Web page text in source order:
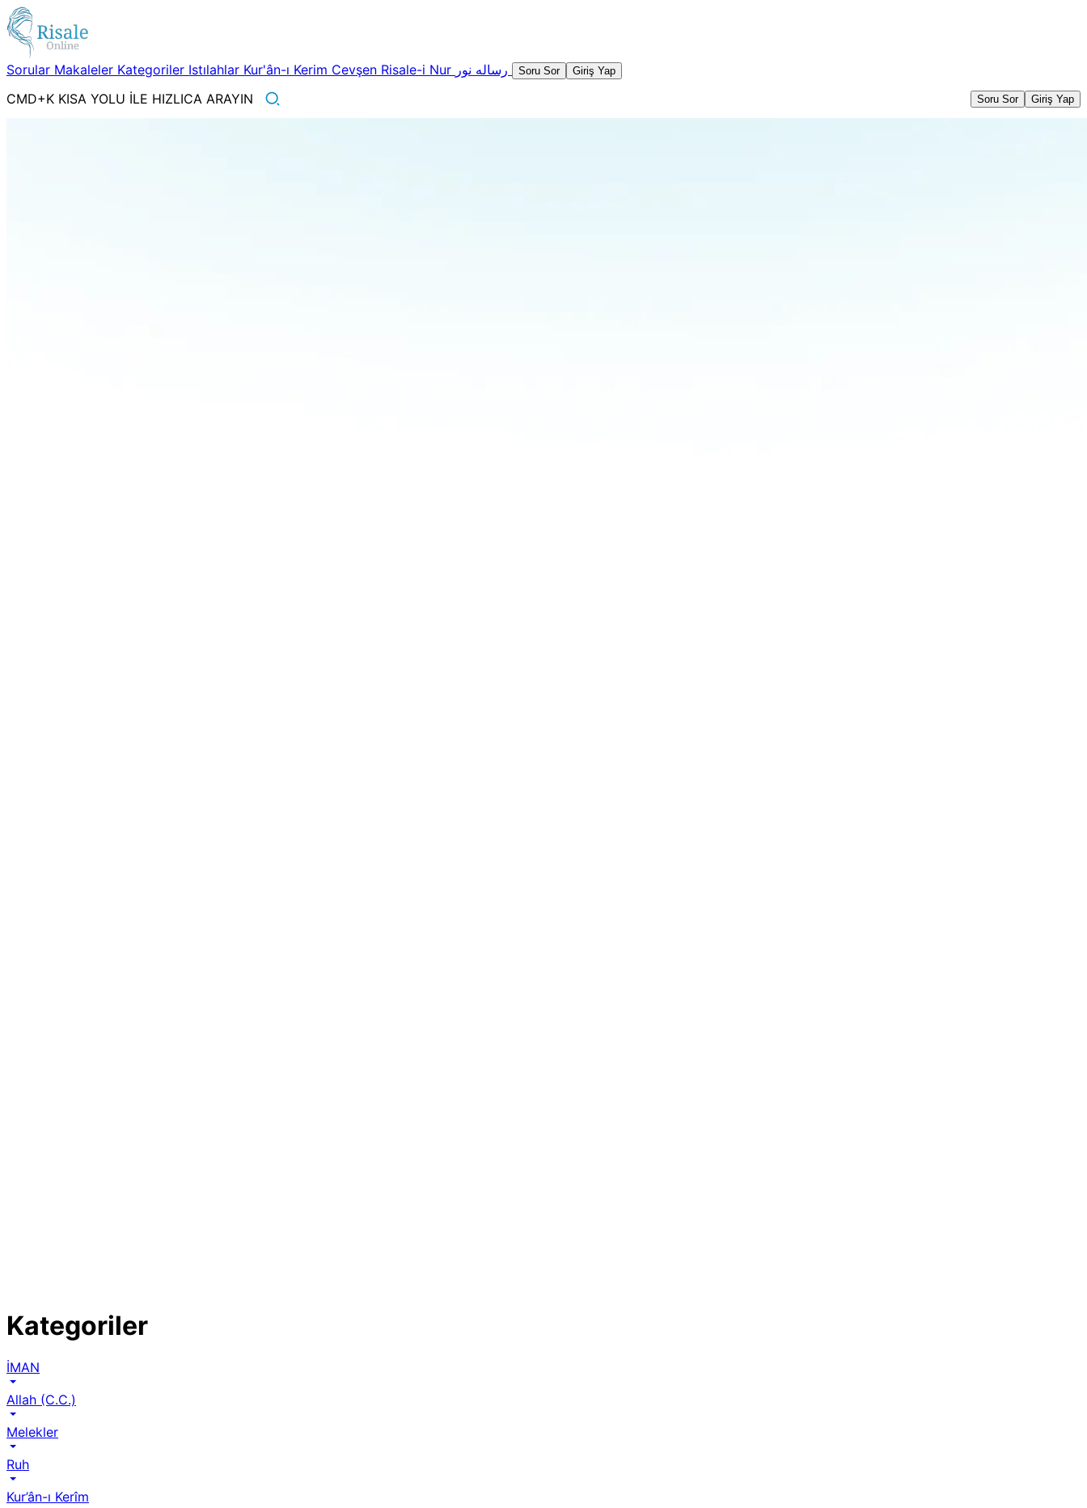
Sorular Makaleler Kategoriler Istılahlar Kur'ân-ı Kerim Cevşen Risale-i Nur Soru Sor Giriş Yap
CMD+K KISA YOLU İLE HIZLICA ARAYIN Soru Sor Giriş Yap
Kategoriler
İMAN
Allah (C.C.)
Melekler
Ruh
Kur’ân-ı Kerîm